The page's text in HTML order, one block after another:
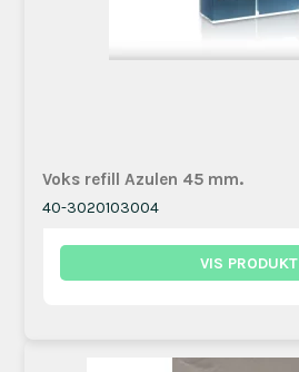
Voks refill Azulen 45 mm.
40-3020103004
VIS PRODUKT